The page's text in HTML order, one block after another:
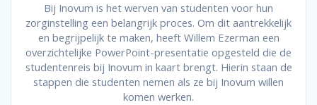
Bij Inovum is het werven van studenten voor hun
zorginstelling een belangrijk proces. Om dit aantrekkelijk
en begrijpelijk te maken, heeft Willem Ezerman een
overzichtelijke PowerPoint-presentatie opgesteld die de
studentenreis bij Inovum in kaart brengt. Hierin staan de
stappen die studenten nemen als ze bij Inovum willen
komen werken.